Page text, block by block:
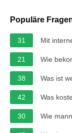
Populäre
31 Mit
21 Wie
38 Was ist
42 Was
30 Wie